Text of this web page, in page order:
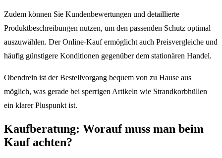
Zudem können Sie Kundenbewertungen und detaillierte
Produktbeschreibungen nutzen, um den passenden Schutz optimal
auszuwählen. Der Online-Kauf ermöglicht auch Preisvergleiche und
häufig günstigere Konditionen gegenüber dem stationären Handel.
Obendrein ist der Bestellvorgang bequem von zu Hause aus
möglich, was gerade bei sperrigen Artikeln wie Strandkorbhüllen
ein klarer Pluspunkt ist.
Kaufberatung: Worauf muss man beim
Kauf achten?